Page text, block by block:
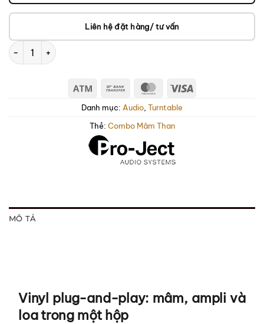
Liên hệ đặt hàng/ tư vấn
Pro-Ject Juke Box E1 HiFi Set số lượng
Atm
Bank
Transfer
MasterCard
Danh mục: Audio, Turntable
Thẻ: Combo Mâm Than
MÔ TẢ
Vinyl plug-and-play: mâm, ampli và
loa trong một hộp